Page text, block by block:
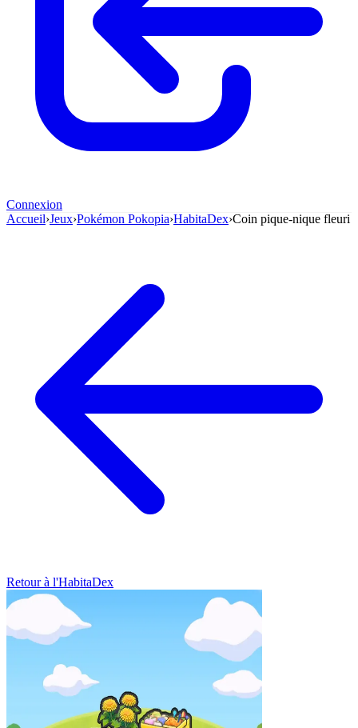
Connexion
Accueil›Jeux›Pokémon Pokopia›HabitaDex›Coin pique-nique fleuri
Retour à l'HabitaDex